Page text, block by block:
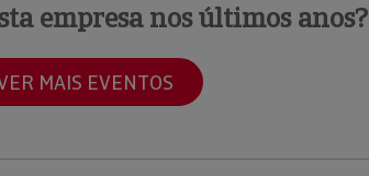
empresa nos últimos anos?
MAIS EVENTOS